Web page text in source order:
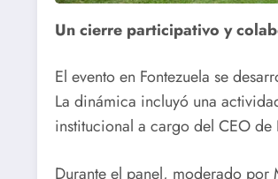
Un cierre participativo y
El evento en Fontezuela se
La dinámica incluyó una
institucional a cargo del CEO de
Durante el panel, moderado por